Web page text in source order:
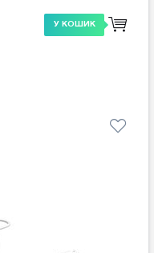
У КОШИК